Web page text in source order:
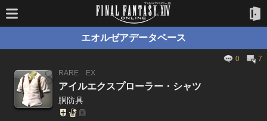
エオルゼアデータベース
0
7
RARE
EX
アイルエクスプローラー・シャツ
胴防具